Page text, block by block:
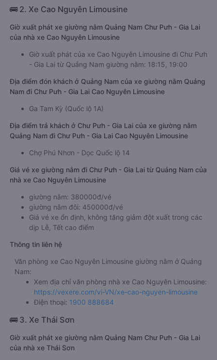
🚌 2. Xe Cao Nguyên Limousine
Giờ xuất phát xe giường nằm Quảng Nam Chư Pưh - Gia Lai
của nhà xe Cao Nguyên Limousine
Giờ xuất phát của xe Cao Nguyên Limousine đi Chư Pưh
- Gia Lai từ Quảng Nam giường nằm: 18:15, 19:00
Địa điểm đón khách ở Quảng Nam của xe giường nằm Quảng
Nam đi Chư Pưh - Gia Lai Cao Nguyên Limousine
Ga Tam Kỳ (Quốc lộ 1A)
Địa điểm trả khách ở Chư Pưh - Gia Lai của xe giường nằm
Quảng Nam đi Chư Pưh - Gia Lai Cao Nguyên Limousine
Chợ Phú Nhơn - Dọc Quốc lộ 14
Giá vé xe giường nằm đi Chư Pưh - Gia Lai từ Quảng Nam của
nhà xe Cao Nguyên Limousine
giường nằm: 380000đ/vé
giường nằm đôi: 450000đ/vé
Giá vé xe ổn định, không tăng giảm đột xuất trong các
dịp Lễ, Tết cao điểm
Thông tin liên hệ
Văn phòng xe Cao Nguyên Limousine giường nằm ở Quảng
Nam:
Xem địa chỉ văn phòng nhà xe Cao Nguyên Limousine:
https://vexere.com/vi-VN/xe-cao-nguyen-limousine
Điện thoại: 1900 888684
🚌 3. Xe Thái Sơn
Giờ xuất phát xe giường nằm Quảng Nam Chư Pưh - Gia Lai
của nhà xe Thái Sơn